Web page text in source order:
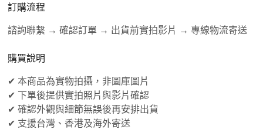
訂購流程
諮詢聯繫 → 確認訂單 → 出貨前實拍影片 → 專線物流寄送
購買說明
✔ 本商品為實物拍攝，非圖庫圖片
✔ 下單後提供實拍照片與影片確認
✔ 確認外觀與細節無誤後再安排出貨
✔ 支援台灣、香港及海外寄送